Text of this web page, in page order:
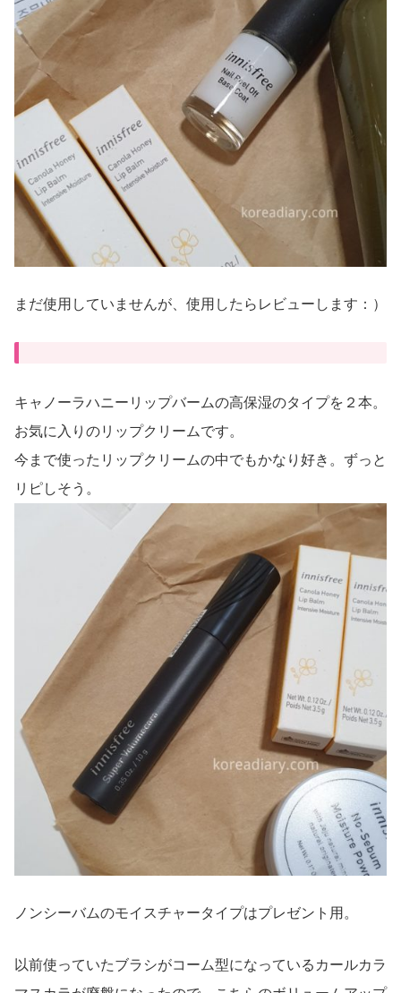
まだ使用していませんが、使用したらレビューします：）
キャノーラハニーリップバームの高保湿のタイプを２本。
お気に入りのリップクリームです。
今まで使ったリップクリームの中でもかなり好き。ずっと
リピしそう。
ノンシーバムのモイスチャータイプはプレゼント用。
以前使っていたブラシがコーム型になっているカールカラ